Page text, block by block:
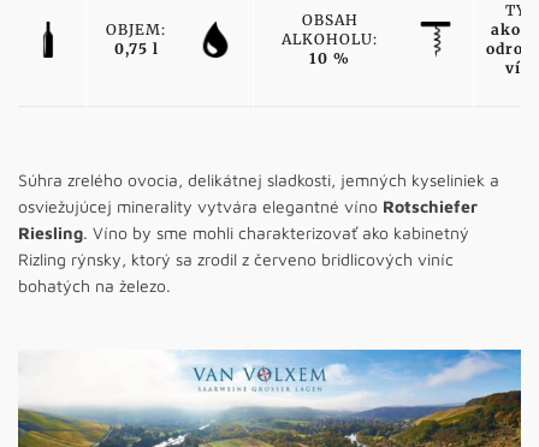
OBJEM:
0,75 l
OBSAH
ALKOHOLU:
10 %
Súhra zrelého ovocia, delikátnej sladkosti, jemných kyseliniek a
osviežujúcej minerality vytvára elegantné víno Rotschiefer
Riesling. Víno by sme mohli charakterizovať ako kabinetný
Rizling rýnsky, ktorý sa zrodil z červeno bridlicových viníc
bohatých na železo.